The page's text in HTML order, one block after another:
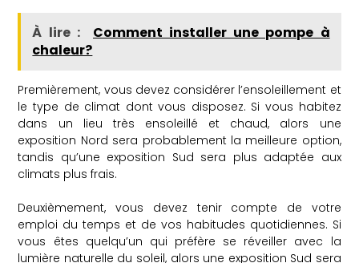
À lire :
Comment installer une pompe à
chaleur?
Premièrement, vous devez considérer l’ensoleillement et
le type de climat dont vous disposez. Si vous habitez
dans un lieu très ensoleillé et chaud, alors une
exposition Nord sera probablement la meilleure option,
tandis qu’une exposition Sud sera plus adaptée aux
climats plus frais.
Deuxièmement, vous devez tenir compte de votre
emploi du temps et de vos habitudes quotidiennes. Si
vous êtes quelqu’un qui préfère se réveiller avec la
lumière naturelle du soleil, alors une exposition Sud sera